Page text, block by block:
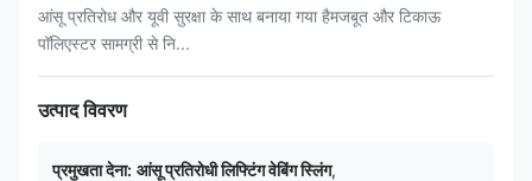
आंसू प्रतिरोध और यूवी सुरक्षा के साथ बनाया गया हैमजबूत और टिकाऊ
पॉलिएस्टर सामग्री से नि...
उत्पाद विवरण
प्रमुखता देना: आंसू प्रतिरोधी लिफ्टिंग वेबिंग स्लिंग,